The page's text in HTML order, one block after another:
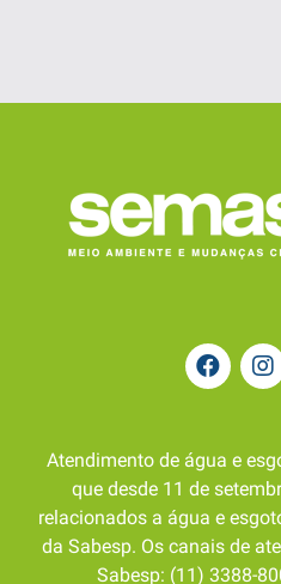
Atendimento de água e
que desde 11 de
relacionados a água e
da Sabesp. Os canais de
Sabesp: (11) 3388-